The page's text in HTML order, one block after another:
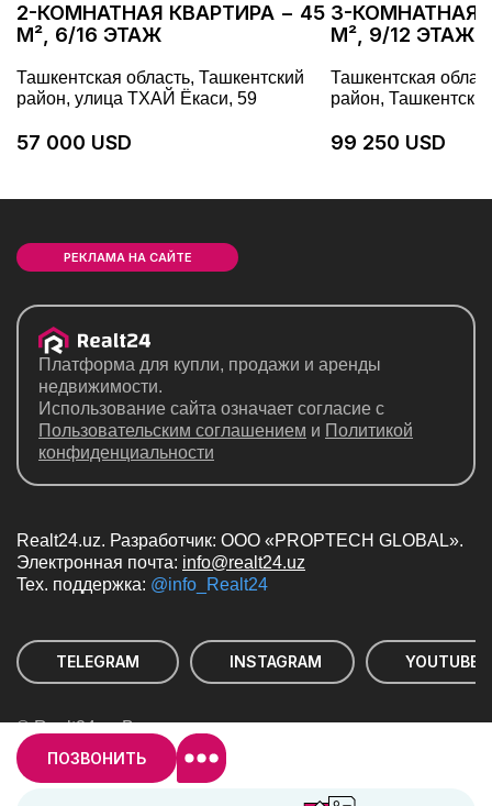
ПОЗВОНИТЬ
2-КОМНАТНАЯ КВАРТИРА − 45
М², 6/16 ЭТАЖ
Ташкентская область, Ташкентский
район, улица ТХАЙ Ёкаси, 59
57 000 USD
3-КОМНАТНАЯ
М², 9/12 ЭТАЖ
Ташкентская
район,
99 250 USD
РЕКЛАМА НА САЙТЕ
Платформа для купли, продажи и аренды
недвижимости.
Использование сайта означает согласие с
Пользовательским соглашением и Политикой
конфиденциальности
Realt24.uz. Разработчик: ООО «PROPTECH GLOBAL».
Электронная почта: info@realt24.uz
Teх. поддержка: @info_Realt24
TELEGRAM INSTAGRAM YOUTUBE
© Realt24 — Воспроизводство, копирование,
тиражирование, распространение и иное
использование информации с сайта «REALT24.UZ»